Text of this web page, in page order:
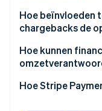
Hoe beïnvloeden
chargebacks de
Hoe kunnen
Hoe Stripe